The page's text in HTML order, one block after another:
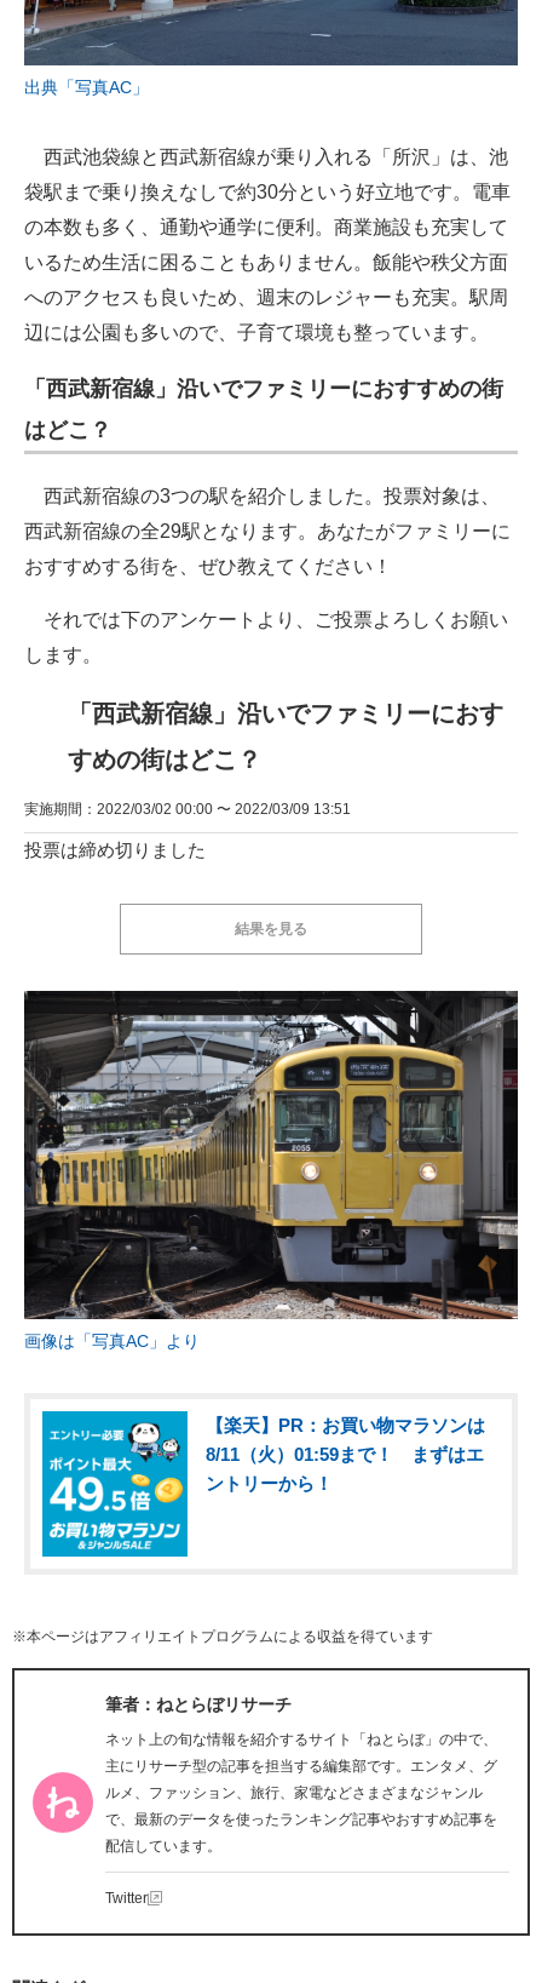
出典「写真AC」
西武池袋線と西武新宿線が乗り入れる「所沢」は、池
袋駅まで乗り換えなしで約30分という好立地です。電車
の本数も多く、通勤や通学に便利。商業施設も充実して
いるため生活に困ることもありません。飯能や秩父方面
へのアクセスも良いため、週末のレジャーも充実。駅周
辺には公園も多いので、子育て環境も整っています。
「西武新宿線」沿いでファミリーにおすすめの街
はどこ？
西武新宿線の3つの駅を紹介しました。投票対象は、
西武新宿線の全29駅となります。あなたがファミリーに
おすすめする街を、ぜひ教えてください！
それでは下のアンケートより、ご投票よろしくお願い
します。
「西武新宿線」沿いでファミリーにおす
すめの街はどこ？
実施期間：2022/03/02 00:00 〜 2022/03/09 13:51
投票は締め切りました
結果を見る
画像は「写真AC」より
【楽天】PR：お買い物マラソンは
8/11（火）01:59まで！ まずはエ
ントリーから！
※本ページはアフィリエイトプログラムによる収益を得ています
筆者：ねとらぼリサーチ
ネット上の旬な情報を紹介するサイト「ねとらぼ」の中で、
主にリサーチ型の記事を担当する編集部です。エンタメ、グ
ルメ、ファッション、旅行、家電などさまざまなジャンル
で、最新のデータを使ったランキング記事やおすすめ記事を
配信しています。
Twitter